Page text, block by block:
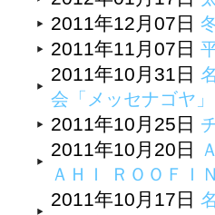
2011年12月07日
2011年11月07日
2011年10月31日
会「メッセナゴヤ
2011年10月25日
2011年10月20日
ＡＨＩ ＲＯＯＦＩ
2011年10月17日